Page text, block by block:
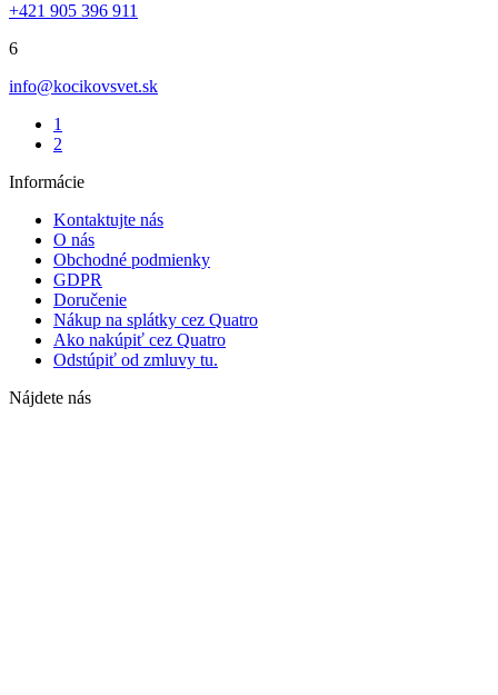
+421 905 396 911
6
info@kocikovsvet.sk
1
2
Informácie
Kontaktujte nás
O nás
Obchodné podmienky
GDPR
Doručenie
Nákup na splátky cez Quatro
Ako nakúpiť cez Quatro
Odstúpiť od zmluvy tu.
Nájdete nás